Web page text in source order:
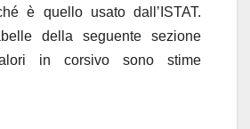
è quello usato dall’ISTAT.
della seguente sezione
in corsivo sono stime